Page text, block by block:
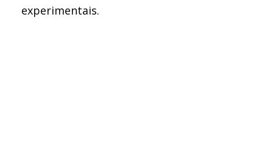
experimentais.